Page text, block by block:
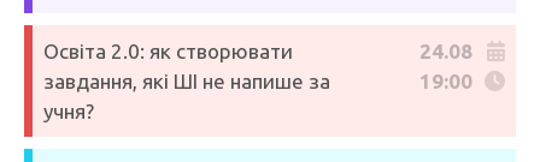
Освіта 2.0: як створювати
завдання, які ШІ не напише за
учня?
24.08
19:00